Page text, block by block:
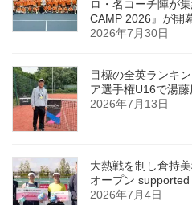
ロ・名コーチ陣が
CAMP 2026』が開
2026年7月30日
目標の全英ランキ
ア選手権U16で湯
2026年7月13日
大熱戦を制し倉持
オープン supported
2026年7月4日